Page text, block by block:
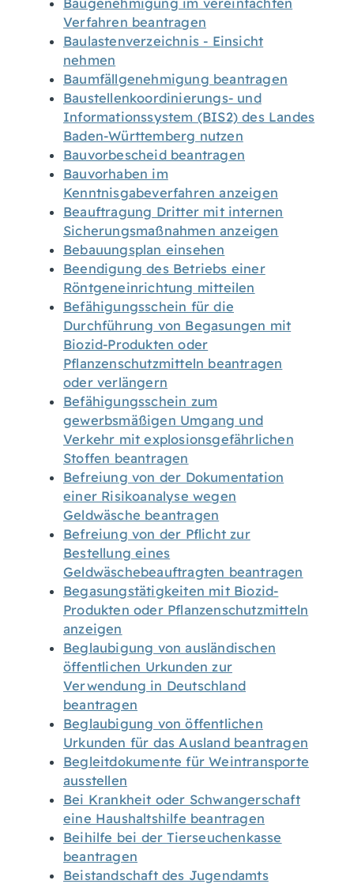
Baugenehmigung im vereinfachten
Verfahren beantragen
Baulastenverzeichnis - Einsicht
nehmen
Baumfällgenehmigung beantragen
Baustellenkoordinierungs- und
Informationssystem (BIS2) des Landes
Baden-Württemberg nutzen
Bauvorbescheid beantragen
Bauvorhaben im
Kenntnisgabeverfahren anzeigen
Beauftragung Dritter mit internen
Sicherungsmaßnahmen anzeigen
Bebauungsplan einsehen
Beendigung des Betriebs einer
Röntgeneinrichtung mitteilen
Befähigungsschein für die
Durchführung von Begasungen mit
Biozid-Produkten oder
Pflanzenschutzmitteln beantragen
oder verlängern
Befähigungsschein zum
gewerbsmäßigen Umgang und
Verkehr mit explosionsgefährlichen
Stoffen beantragen
Befreiung von der Dokumentation
einer Risikoanalyse wegen
Geldwäsche beantragen
Befreiung von der Pflicht zur
Bestellung eines
Geldwäschebeauftragten beantragen
Begasungstätigkeiten mit Biozid-
Produkten oder Pflanzenschutzmitteln
anzeigen
Beglaubigung von ausländischen
öffentlichen Urkunden zur
Verwendung in Deutschland
beantragen
Beglaubigung von öffentlichen
Urkunden für das Ausland beantragen
Begleitdokumente für Weintransporte
ausstellen
Bei Krankheit oder Schwangerschaft
eine Haushaltshilfe beantragen
Beihilfe bei der Tierseuchenkasse
beantragen
Beistandschaft des Jugendamts